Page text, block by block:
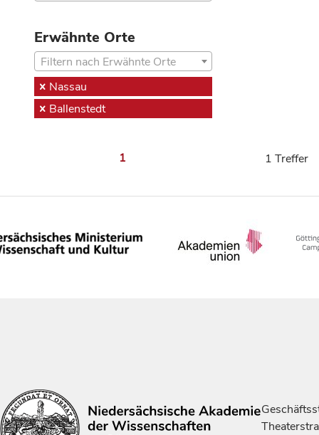
Erwähnte Orte
Filtern nach Erwähnte Orte
Nassau
Ballenstedt
1 1 Treffer